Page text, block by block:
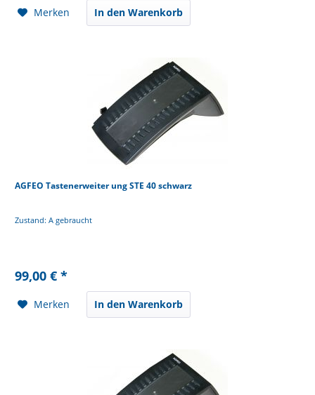
Merken In den Warenkorb
AGFEO Tastenerweiter ung STE 40 schwarz
Zustand: A gebraucht
99,00 € *
Merken In den Warenkorb